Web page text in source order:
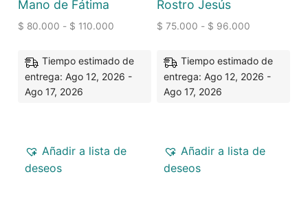
Mano de Fátima
$ 80.000 - $ 110.000
Tiempo estimado de
entrega: Ago 12, 2026 -
Ago 17, 2026
Rostro Jesús
$ 75.000 - $ 96.000
Tiempo estimado de
entrega: Ago 12, 2026 -
Ago 17, 2026
Añadir a lista de
deseos
Añadir a lista de
deseos